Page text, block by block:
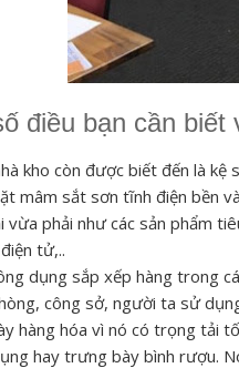
điều bạn cần biết
kho còn được biết đến là
mâm sắt sơn tĩnh điện bền
vừa phải như các sản phẩm
tử,..
dụng sắp xếp hàng trong
công sở, người ta sử
hàng hóa vì nó có trọng tải
hay trưng bày bình rượu.